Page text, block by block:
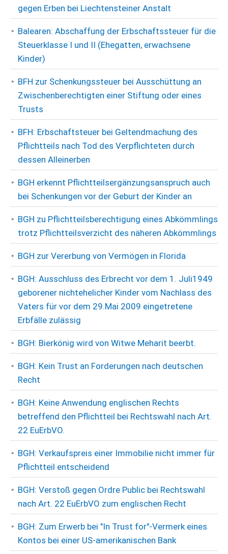
gegen Erben bei Liechtensteiner Anstalt
Balearen: Abschaffung der Erbschaftssteuer für die
Steuerklasse I und II (Ehegatten, erwachsene
Kinder)
BFH zur Schenkungssteuer bei Ausschüttung an
Zwischenberechtigten einer Stiftung oder eines
Trusts
BFH: Erbschaftsteuer bei Geltendmachung des
Pflichtteils nach Tod des Verpflichteten durch
dessen Alleinerben
BGH erkennt Pflichtteilsergänzungsanspruch auch
bei Schenkungen vor der Geburt der Kinder an
BGH zu Pflichtteilsberechtigung eines Abkömmlings
trotz Pflichtteilsverzicht des näheren Abkömmlings
BGH zur Vererbung von Vermögen in Florida
BGH: Ausschluss des Erbrecht vor dem 1. Juli1949
geborener nichtehelicher Kinder vom Nachlass des
Vaters für vor dem 29.Mai 2009 eingetretene
Erbfälle zulässig
BGH: Bierkönig wird von Witwe Meharit beerbt.
BGH: Kein Trust an Forderungen nach deutschen
Recht
BGH: Keine Anwendung englischen Rechts
betreffend den Pflichtteil bei Rechtswahl nach Art.
22 EuErbVO.
BGH: Verkaufspreis einer Immobilie nicht immer für
Pflichtteil entscheidend
BGH: Verstoß gegen Ordre Public bei Rechtswahl
nach Art. 22 EuErbVO zum englischen Recht
BGH: Zum Erwerb bei "In Trust for"-Vermerk eines
Kontos bei einer US-amerikanischen Bank